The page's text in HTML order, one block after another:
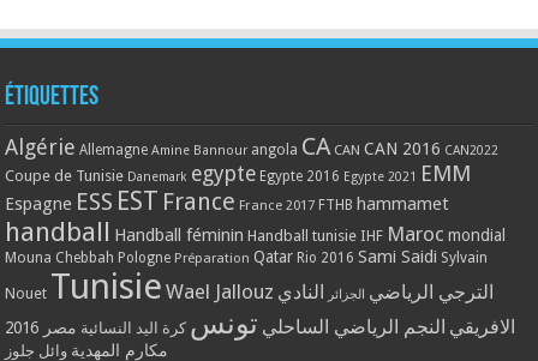
Étiquettes
Algérie Allemagne Amine Bannour angola CA CAN CAN 2016 CAN2022
Coupe de Tunisie Danemark egypte Egypte 2016 Egypte 2021 EMM
Espagne ESS EST France France 2017 FTHB hammamet
handball Handball féminin Handball tunisie IHF Maroc mondial
Mouna Chebbah Pologne Préparation Qatar Rio 2016 Sami Saidi Sylvain
Nouet Tunisie Wael Jallouz الترجي الرياضي الجزائر النادي
الافريقي النجم الرياضي الساحلي تونس كرة اليد النسائية مصر 2016
مكارم المهدية وائل جلوز